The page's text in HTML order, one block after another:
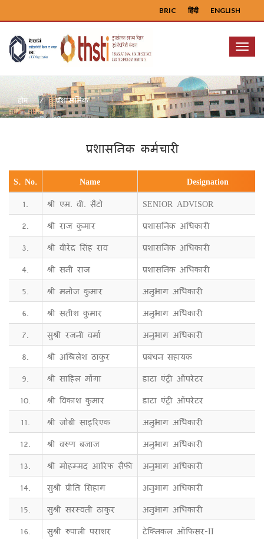
ENGLISH
हिंदी
BRIC
Menu
होम प्रशासनिक
प्रशासनिक कर्मचारी
S. No. Name
Designation
1.
श्री एम. वी. सैंटो
SENIOR ADVISOR
2.
श्री राज कुमार
प्रशासनिक अधिकारी
3.
श्री वीरेंद्र सिंह राव
प्रशासनिक अधिकारी
4.
श्री सनी राज
प्रशासनिक अधिकारी
5.
श्री मनोज कुमार
अनुभाग अधिकारी
6.
श्री सतीश कुमार
अनुभाग अधिकारी
7.
सुश्री रजनी वर्मा
अनुभाग अधिकारी
8.
श्री अखिलेश ठाकुर
प्रबंधन सहायक
9.
श्री साहिल मोंगा
डाटा एंट्री ऑपरेटर
10.
श्री विकाश कुमार
डाटा एंट्री ऑपरेटर
11.
श्री जोबी साइरिएक
अनुभाग अधिकारी
12.
श्री वरुण बजाज
अनुभाग अधिकारी
13.
श्री मोहम्मद आरिफ सैफी
अनुभाग अधिकारी
14.
सुश्री प्रीति सिहाग
अनुभाग अधिकारी
15.
सुश्री सरस्वती ठाकुर
अनुभाग अधिकारी
16.
सुश्री रुपाली पराशर
टेक्निकल ऑफिसर-II